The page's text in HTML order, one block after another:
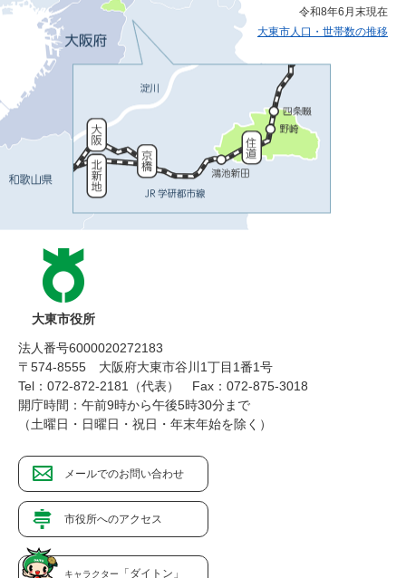
令和8年6月末現在
大東市人口・世帯数の推移
大東市役所
法人番号6000020272183
〒574-8555 大阪府大東市谷川1丁目1番1号
Tel：072-872-2181（代表）
Fax：072-875-3018
開庁時間：午前9時から午後5時30分まで
（土曜日・日曜日・祝日・年末年始を除く）
メールでのお問い合わせ
市役所へのアクセス
キャラクター 「ダイトン」